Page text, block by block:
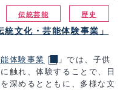
伝統芸能 歴史
文化・芸能体験事業」
体験事業
」では、子供
触れ、体験することで、日
深めるとともに、多様な文